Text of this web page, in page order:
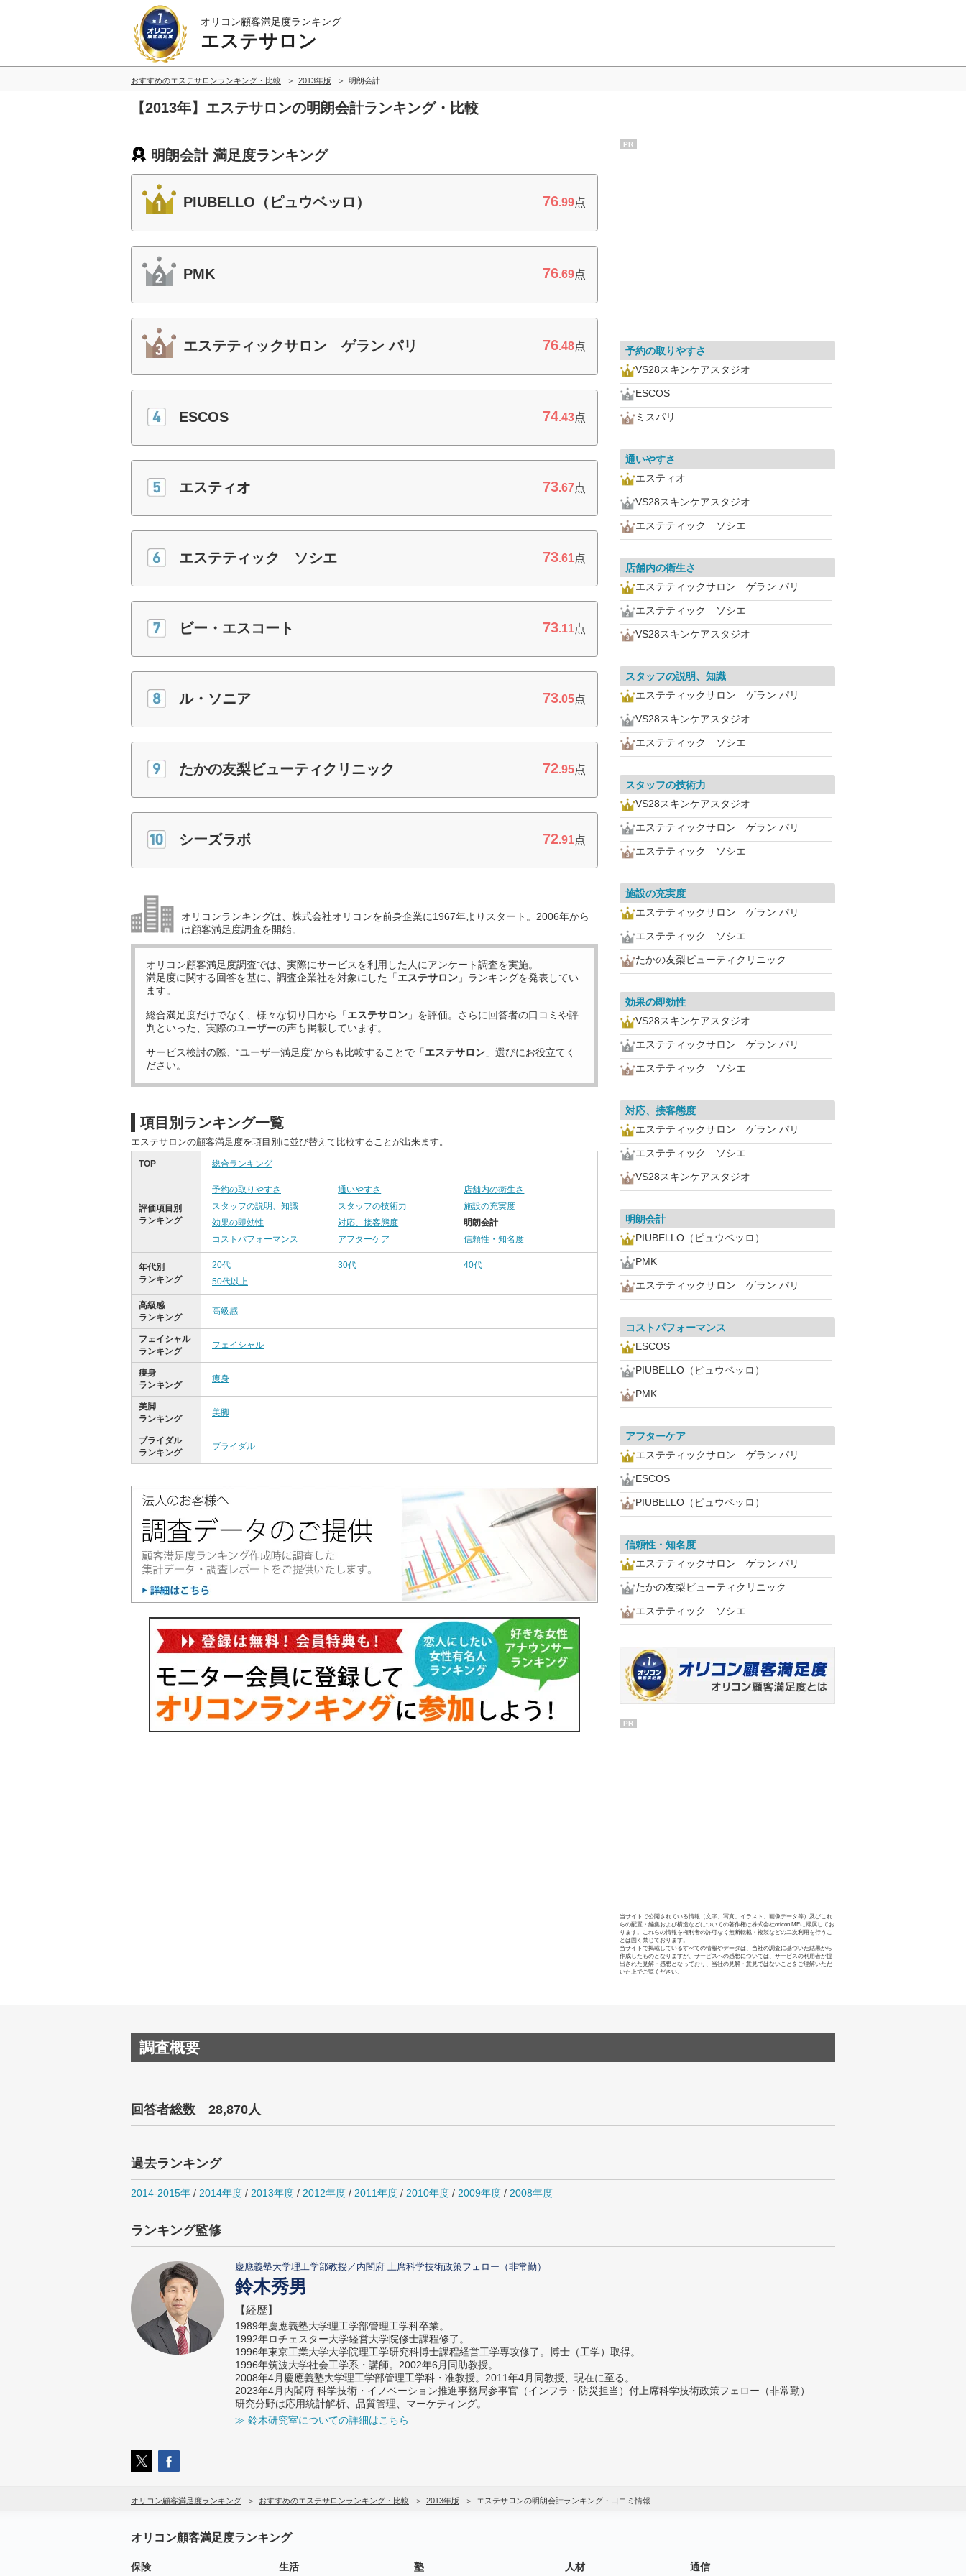
オリコン顧客満足度ランキング
エステサロン
おすすめのエステサロンランキング・比較 2013年版 明朗会計
【2013年】エステサロンの明朗会計ランキング・比較
明朗会計 満足度ランキング
PIUBELLO（ピュウベッロ） 76.99点
PMK 76.69点
エステティックサロン ゲラン パリ 76.48点
ESCOS 74.43点
エスティオ 73.67点
エステティック ソシエ 73.61点
ビー・エスコート 73.11点
ル・ソニア 73.05点
たかの友梨ビューティクリニック 72.95点
シーズラボ 72.91点
オリコンランキングは、株式会社オリコンを前身企業に1967年よりスタート。2006年から
は顧客満足度調査を開始。
オリコン顧客満足度調査では、実際にサービスを利用した 人にアンケート調査を実施。
満足度に関する回答を基に、調査企業社を対象にした「エステサロン 」ランキングを発表してい
ます。
総合満足度だけでなく、様々な切り口から「エステサロン 」を評価。さらに回答者の口コミや評
判といった、実際のユーザーの声も掲載しています。
サービス検討の際、“ユーザー満足度”からも比較することで「エステサロン 」選びにお役立てく
ださい。
項目別ランキング一覧
エステサロンの顧客満足度を項目別に並び替えて比較することが出来ます。
TOP 総合ランキング
評価項目別
ランキング
予約の取りやすさ 通いやすさ
店舗内の衛生さ
スタッフの説明、知識
スタッフの技術力
施設の充実度
効果の即効性
対応、接客態度
明朗会計
コストパフォーマンス
アフターケア 信頼性・知名度
年代別
ランキング
20代 30代
40代
50代以上
高級感
ランキング
高級感
フェイシャル
ランキング
フェイシャル
痩身
ランキング
痩身
美脚
ランキング
美脚
ブライダル
ランキング
ブライダル
PR
予約の取りやすさ
VS28スキンケアスタジオ
ESCOS
ミスパリ
通いやすさ
エスティオ
VS28スキンケアスタジオ
エステティック ソシエ
店舗内の衛生さ
エステティックサロン ゲラン パリ
エステティック ソシエ
VS28スキンケアスタジオ
スタッフの説明、知識
エステティックサロン ゲラン パリ
VS28スキンケアスタジオ
エステティック ソシエ
スタッフの技術力
VS28スキンケアスタジオ
エステティックサロン ゲラン パリ
エステティック ソシエ
施設の充実度
エステティックサロン ゲラン パリ
エステティック ソシエ
たかの友梨ビューティクリニック
効果の即効性
VS28スキンケアスタジオ
エステティックサロン ゲラン パリ
エステティック ソシエ
対応、接客態度
エステティックサロン ゲラン パリ
エステティック ソシエ
VS28スキンケアスタジオ
明朗会計
PIUBELLO（ピュウベッロ）
PMK
エステティックサロン ゲラン パリ
コストパフォーマンス
ESCOS
PIUBELLO（ピュウベッロ）
PMK
アフターケア
エステティックサロン ゲラン パリ
ESCOS
PIUBELLO（ピュウベッロ）
信頼性・知名度
エステティックサロン ゲラン パリ
たかの友梨ビューティクリニック
エステティック ソシエ
PR
当サイトで公開されている情報（文字、写真、イラスト、画像データ等）及びこれ
らの配置・編集および構造などについての著作権は株式会社oricon MEに帰属してお
ります。これらの情報を権利者の許可なく無断転載・複製などの二次利用を行うこ
とは固く禁じております。
当サイトで掲載しているすべての情報やデータは、当社の調査に基づいた結果から
作成したものとなりますが、サービスへの感想については、サービスの利用者が提
出された見解・感想となっており、当社の見解・意見ではないことをご理解いただ
いた上でご覧ください。
調査概要
回答者総数 28,870人
過去ランキング
2014-2015年 / 2014年度 / 2013年度 / 2012年度 / 2011年度 / 2010年度 / 2009年度 / 2008年度
ランキング監修
慶應義塾大学理工学部教授／内閣府 上席科学技術政策フェロー（非常勤）
鈴木秀男
【経歴】
1989年慶應義塾大学理工学部管理工学科卒業。
1992年ロチェスター大学経営大学院修士課程修了。
1996年東京工業大学大学院理工学研究科博士課程経営工学専攻修了。博士（工学）取得。
1996年筑波大学社会工学系・講師。2002年6月同助教授。
2008年4月慶應義塾大学理工学部管理工学科・准教授。2011年4月同教授、現在に至る。
2023年4月内閣府 科学技術・イノベーション推進事務局参事官（インフラ・防災担当）付上席科学技術政策フェロー（非常勤）
研究分野は応用統計解析、品質管理、マーケティング。
≫ 鈴木研究室についての詳細はこちら
オリコン顧客満足度ランキング おすすめのエステサロンランキング・比較 2013年版 エステサロンの明朗会計ランキング・口コミ情報
オリコン顧客満足度ランキング
保険 生活 塾 人材 通信